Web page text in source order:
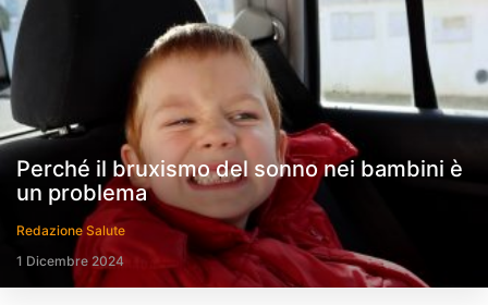
Perché il bruxismo del sonno nei bambini è
un problema
Redazione Salute
1 Dicembre 2024